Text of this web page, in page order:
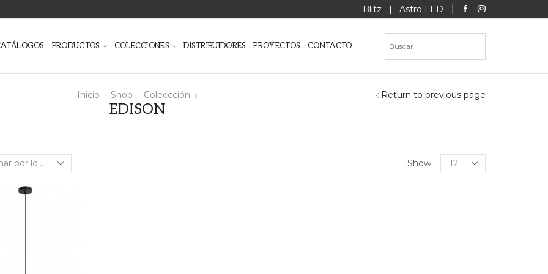
Blitz | Astro LED
PRODUCTOS COLECCIONES DISTRIBUIDORES PROYECTOS CONTACTO
Inicio Shop Coleccción
EDISON
Return to previous page
Show
Products
per